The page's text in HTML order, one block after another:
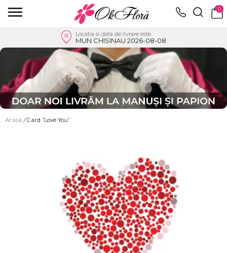
0
Locatia si data de livrare este
MUN.CHISINAU 2026-08-08
Acasa / Card ”Love You”